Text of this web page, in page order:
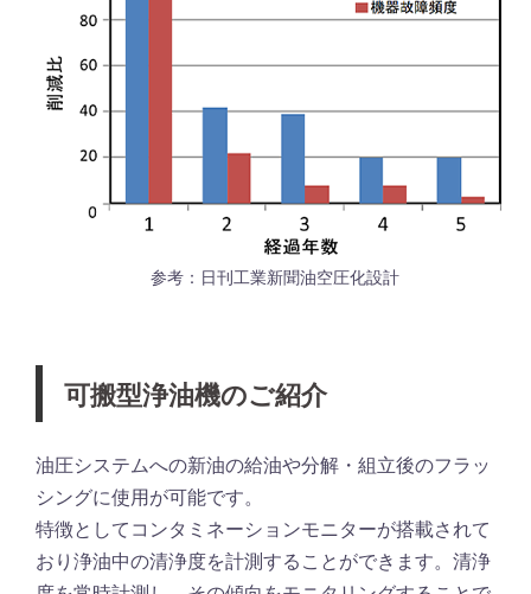
参考：日刊工業新聞油空圧化設計
可搬型浄油機のご紹介
油圧システムへの新油の給油や分解・組立後のフラッ
シングに使用が可能です。
特徴としてコンタミネーションモニターが搭載されて
おり浄油中の清浄度を計測することができます。清浄